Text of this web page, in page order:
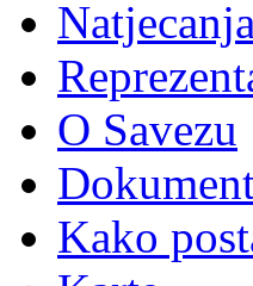
Natjecanja
O Savezu
Kako